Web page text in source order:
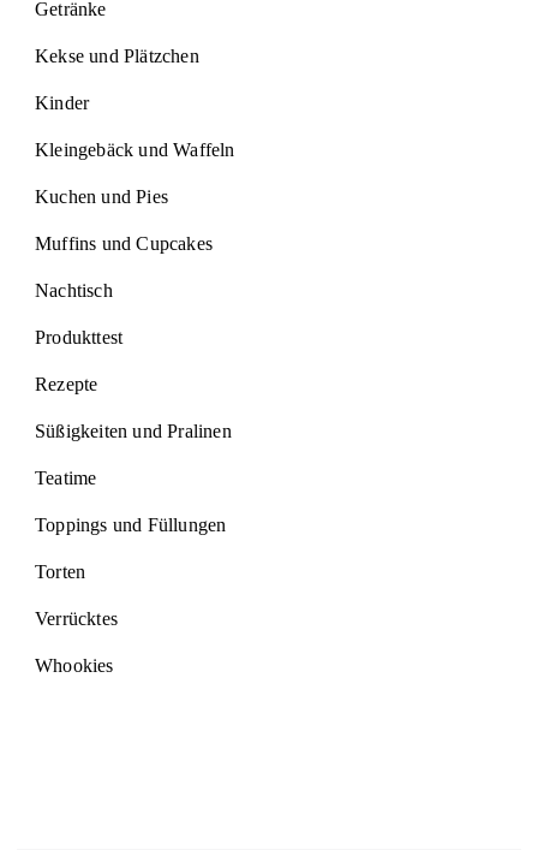
Getränke
Kekse und Plätzchen
Kinder
Kleingebäck und Waffeln
Kuchen und Pies
Muffins und Cupcakes
Nachtisch
Produkttest
Rezepte
Süßigkeiten und Pralinen
Teatime
Toppings und Füllungen
Torten
Verrücktes
Whookies